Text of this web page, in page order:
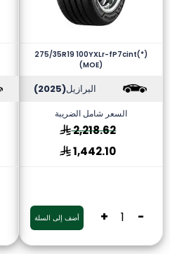
275/35R19 100YXLr-fP7cint(*)
(MOE)
البرازيل(2025)
السعر شامل الضريبة
2,218.62
1,442.10
-
+ أضف إلى السلة